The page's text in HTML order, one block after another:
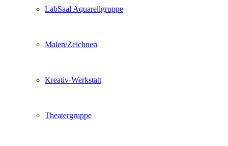
LabSaal Aquarellgruppe
Malen/Zeichnen
Kreativ-Werkstatt
Theatergruppe